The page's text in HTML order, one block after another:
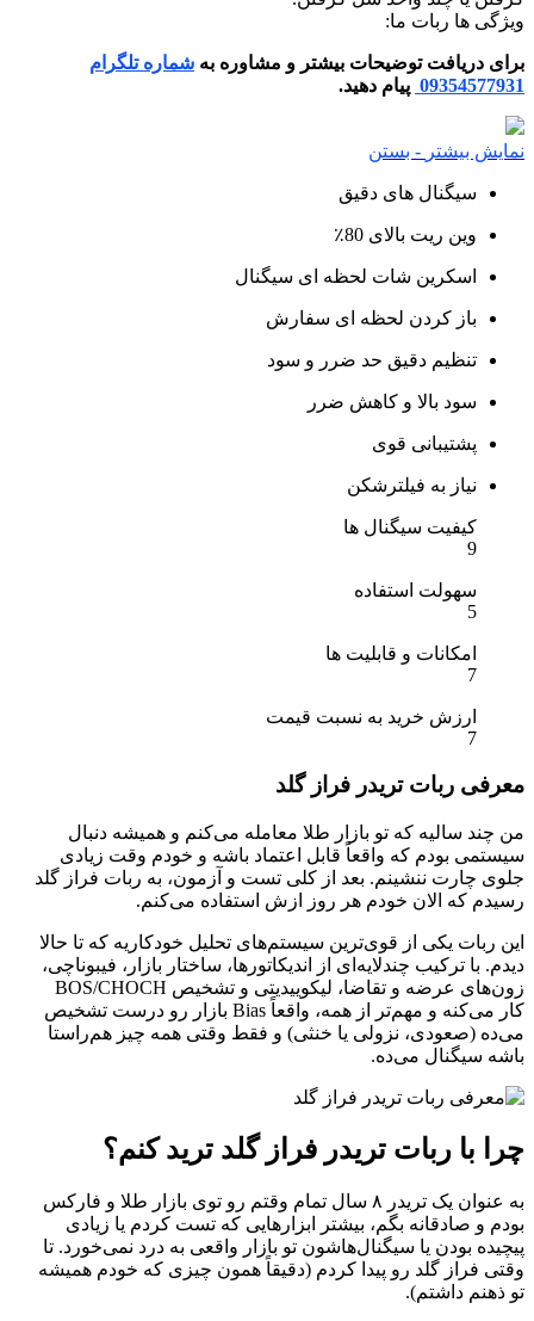
ویژگی ها ربات ما:
برای دریافت توضیحات بیشتر و مشاوره به شماره تلگرام
09354577931 پیام دهید.
نمایش بیشتر - بستن
سیگنال های دقیق
وین ریت بالای 80٪
اسکرین شات لحظه ای سیگنال
باز کردن لحظه ای سفارش
تنظیم دقیق حد ضرر و سود
سود بالا و کاهش ضرر
پشتیبانی قوی
نیاز به فیلترشکن
کیفیت سیگنال ها
9
سهولت استفاده
5
امکانات و قابلیت ها
7
ارزش خرید به نسبت قیمت
7
معرفی ربات تریدر فراز گلد
من چند سالیه که تو بازار طلا معامله می‌کنم و همیشه دنبال
سیستمی بودم که واقعاً قابل اعتماد باشه و خودم وقت زیادی
جلوی چارت ننشینم. بعد از کلی تست و آزمون، به ربات فراز گلد
رسیدم که الان خودم هر روز ازش استفاده می‌کنم.
این ربات یکی از قوی‌ترین سیستم‌های تحلیل خودکاریه که تا حالا
دیدم. با ترکیب چندلایه‌ای از اندیکاتورها، ساختار بازار، فیبوناچی،
زون‌های عرضه و تقاضا، لیکوییدیتی و تشخیص BOS/CHOCH
کار می‌کنه و مهم‌تر از همه، واقعاً Bias بازار رو درست تشخیص
می‌ده (صعودی، نزولی یا خنثی) و فقط وقتی همه چیز هم‌راستا
باشه سیگنال می‌ده.
چرا با ربات تریدر فراز گلد ترید کنم؟
به عنوان یک تریدر ۸ سال تمام وقتم رو توی بازار طلا و فارکس
بودم و صادقانه بگم، بیشتر ابزارهایی که تست کردم یا زیادی
پیچیده بودن یا سیگنال‌هاشون تو بازار واقعی به درد نمی‌خورد. تا
وقتی فراز گلد رو پیدا کردم (دقیقاً همون چیزی که خودم همیشه
تو ذهنم داشتم).